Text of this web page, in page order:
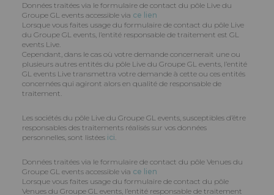
Données traitées via le formulaire de contact du pôle Live du
Groupe GL events accessible via ce lien
Lorsque vous faites usage du formulaire de contact du pôle Live
du Groupe GL events, l’entité responsable de traitement est GL
events Live.
Cependant, dans le cas où votre demande concernerait une ou
plusieurs autres entités du pôle Live du Groupe GL events, l’entité
GL events Live transmettra votre demande à cette ou ces entités
concernées qui agiront alors en qualité de responsable de
traitement.
Les sociétés du pôle Live du Groupe GL events, susceptibles d’être
responsables des traitements réalisés sur vos données
personnelles, sont listées ici.
Données traitées via le formulaire de contact du pôle Venues du
Groupe GL events accessible via ce lien
Lorsque vous faites usage du formulaire de contact du pôle
Venues du Groupe GL events, l’entité responsable de traitement